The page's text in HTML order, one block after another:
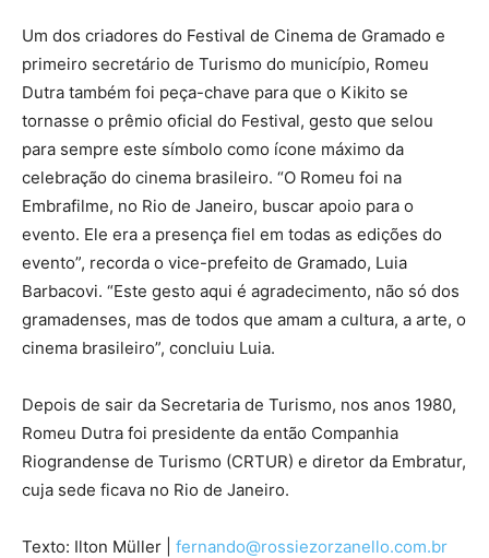
Um dos criadores do Festival de Cinema de Gramado e
primeiro secretário de Turismo do município, Romeu
Dutra também foi peça-chave para que o Kikito se
tornasse o prêmio oficial do Festival, gesto que selou
para sempre este símbolo como ícone máximo da
celebração do cinema brasileiro. “O Romeu foi na
Embrafilme, no Rio de Janeiro, buscar apoio para o
evento. Ele era a presença fiel em todas as edições do
evento”, recorda o vice-prefeito de Gramado, Luia
Barbacovi. “Este gesto aqui é agradecimento, não só dos
gramadenses, mas de todos que amam a cultura, a arte, o
cinema brasileiro”, concluiu Luia.
Depois de sair da Secretaria de Turismo, nos anos 1980,
Romeu Dutra foi presidente da então Companhia
Riograndense de Turismo (CRTUR) e diretor da Embratur,
cuja sede ficava no Rio de Janeiro.
Texto: Ilton Müller | fernando@rossiezorzanello.com.br